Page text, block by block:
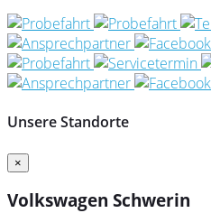
Unsere Standorte
×
Volkswagen Schwerin